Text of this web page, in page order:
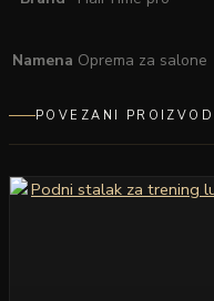
Namena Oprema za salone
POVEZANI PROIZVODI